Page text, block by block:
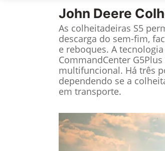
John Deere
As colheitadeiras S5
descarga do sem-fim,
e reboques. A
CommandCenter
multifuncional. Há três
dependendo se a
em transporte.